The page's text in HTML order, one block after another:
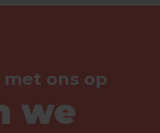
ons op
we